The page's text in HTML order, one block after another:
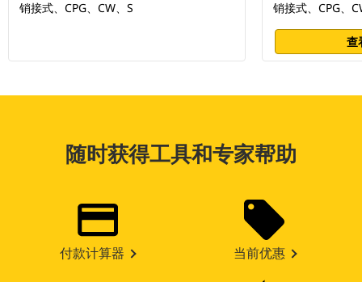
销接式、CPG、CW、S 销接式、CPG、
查
随时获得工具和专家帮助
付款计算器 当前优惠